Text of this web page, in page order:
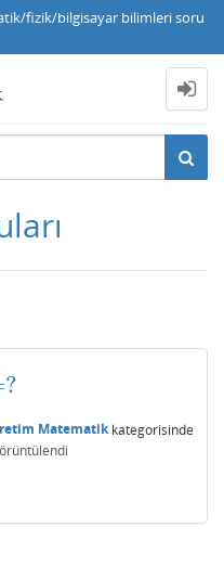
fizik/bilgisayar bilimleri soru
?
?
Matematikkategorisinde